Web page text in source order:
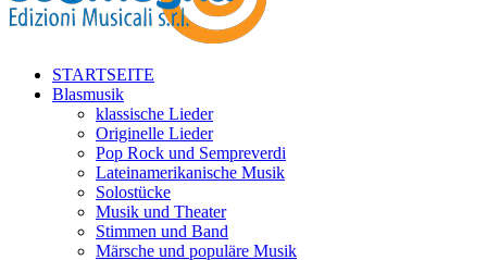
STARTSEITE
Blasmusik
klassische Lieder
Originelle Lieder
Pop Rock und Sempreverdi
Lateinamerikanische Musik
Solostücke
Musik und Theater
Stimmen und Band
Märsche und populäre Musik